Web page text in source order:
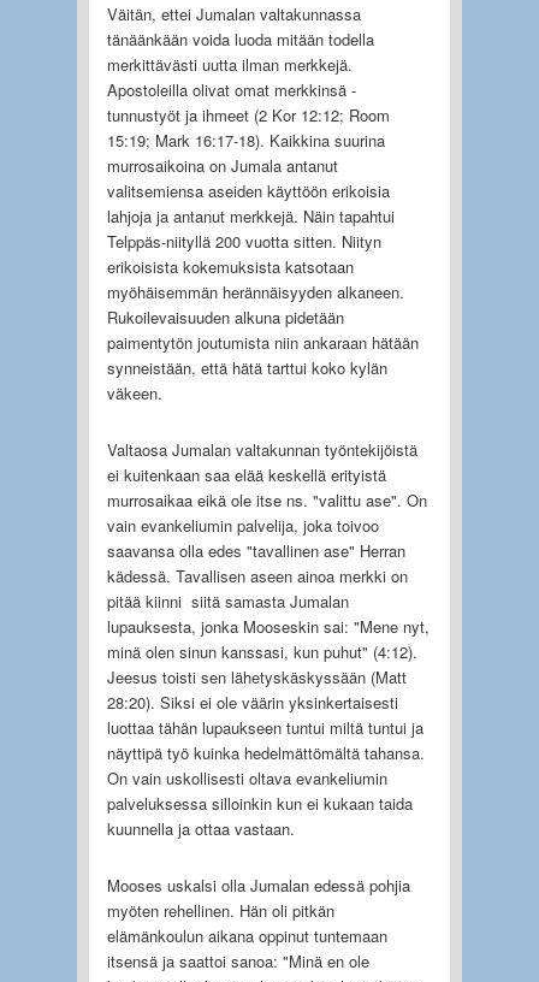
Väitän, ettei Jumalan valtakunnassa
tänäänkään voida luoda mitään todella
merkittävästi uutta ilman merkkejä.
Apostoleilla olivat omat merkkinsä -
tunnustyöt ja ihmeet (2 Kor 12:12; Room
15:19; Mark 16:17-18). Kaikkina suurina
murrosaikoina on Jumala antanut
valitsemiensa aseiden käyttöön erikoisia
lahjoja ja antanut merkkejä. Näin tapahtui
Telppäs-niityllä 200 vuotta sitten. Niityn
erikoisista kokemuksista katsotaan
myöhäisemmän herännäisyyden alkaneen.
Rukoilevaisuuden alkuna pidetään
paimentytön joutumista niin ankaraan hätään
synneistään, että hätä tarttui koko kylän
väkeen.
Valtaosa Jumalan valtakunnan työntekijöistä
ei kuitenkaan saa elää keskellä erityistä
murrosaikaa eikä ole itse ns. "valittu ase". On
vain evankeliumin palvelija, joka toivoo
saavansa olla edes "tavallinen ase" Herran
kädessä. Tavallisen aseen ainoa merkki on
pitää kiinni siitä samasta Jumalan
lupauksesta, jonka Mooseskin sai: "Mene nyt,
minä olen sinun kanssasi, kun puhut" (4:12).
Jeesus toisti sen lähetyskäskyssään (Matt
28:20). Siksi ei ole väärin yksinkertaisesti
luottaa tähän lupaukseen tuntui miltä tuntui ja
näyttipä työ kuinka hedelmättömältä tahansa.
On vain uskollisesti oltava evankeliumin
palveluksessa silloinkin kun ei kukaan taida
kuunnella ja ottaa vastaan.
Mooses uskalsi olla Jumalan edessä pohjia
myöten rehellinen. Hän oli pitkän
elämänkoulun aikana oppinut tuntemaan
itsensä ja saattoi sanoa: "Minä en ole